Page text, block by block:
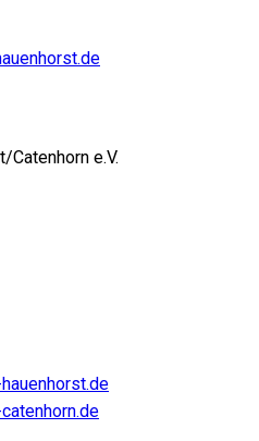
Catenhorn e.V.